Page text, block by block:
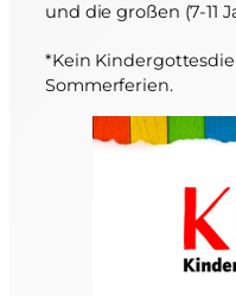
und die großen (7-11
*Kein
Sommerferien.